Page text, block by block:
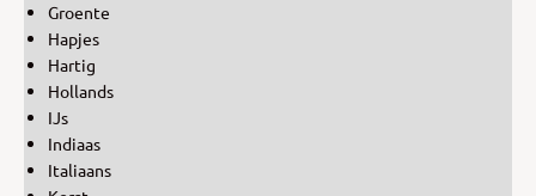
Groente
Hapjes
Hartig
Hollands
IJs
Indiaas
Italiaans